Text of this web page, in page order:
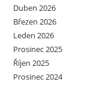
Duben 2026
Březen 2026
Leden 2026
Prosinec 2025
Říjen 2025
Prosinec 2024